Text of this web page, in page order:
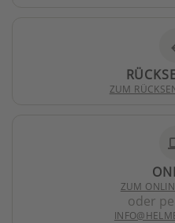
ZUM
ZUM
oder